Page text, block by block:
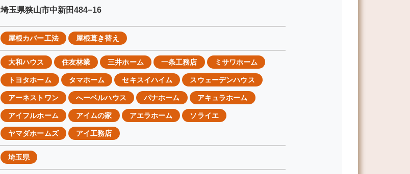
埼玉県狭山市中新田484−16
屋根カバー工法 屋根葺き替え
大和ハウス 住友林業 三井ホーム 一条工務店 ミサワホーム
トヨタホーム タマホーム セキスイハイム スウェーデンハウス
アーネストワン へーベルハウス パナホーム アキュラホーム
アイフルホーム アイムの家 アエラホーム ソライエ
ヤマダホームズ アイ工務店
埼玉県